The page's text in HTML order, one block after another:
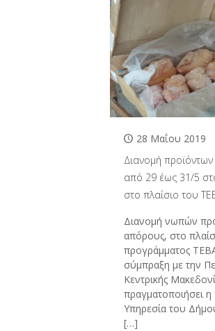
28 Μαΐου 2019
Διανομή
από 29 έως 31/5
στο πλαίσιο του
Διανομή νωπών
απόρους, στο
προγράμματος
σύμπραξη με την
Κεντρικής
πραγματοποιήσει η
Υπηρεσία του
[…]